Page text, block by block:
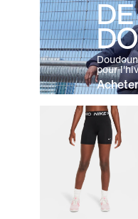
pour
Acheter